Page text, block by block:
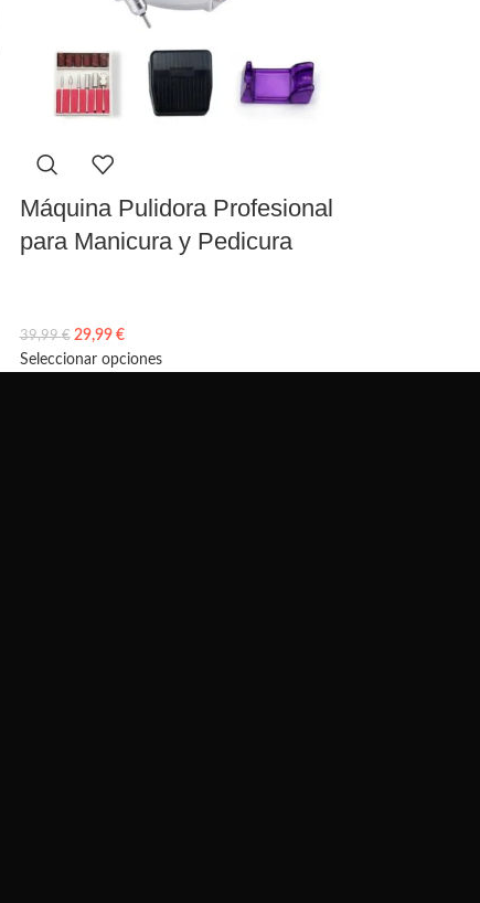
Máquina Pulidora Profesional
para Manicura y Pedicura
39,99€ 29,99 €
Seleccionar opciones